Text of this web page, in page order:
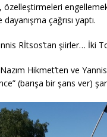
çağrısı yaptı.
Rİtsos’tan şiirler… İki
Hikmet’ten ve
(barışa bir şans ver)